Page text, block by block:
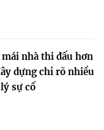
nhà thi đấu hơn
dựng chỉ rõ nhiều
sự cố